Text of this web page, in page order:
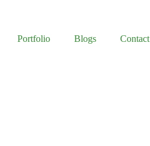
Portfolio Blogs Contact